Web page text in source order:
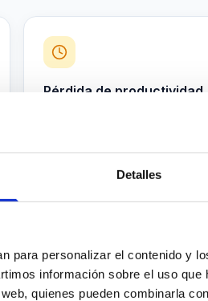
Detalles
para personalizar el contenido y
información sobre el uso
quienes pueden combinarla
Pérdida de productividad